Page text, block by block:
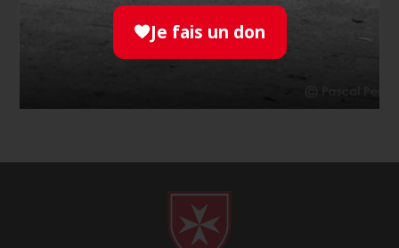
JE ME FORME
Je fais un don